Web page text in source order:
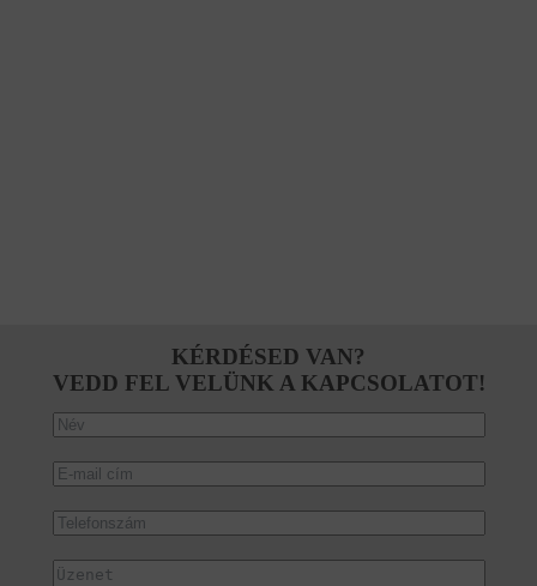
KÉRDÉSED VAN?
VEDD FEL VELÜNK A KAPCSOLATOT!